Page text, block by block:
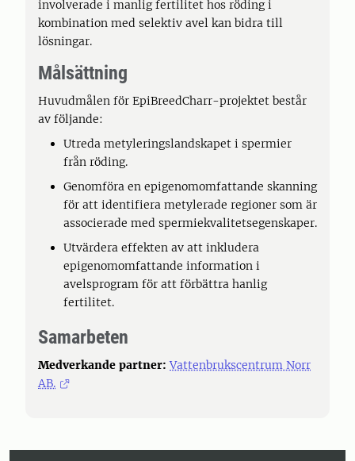
involverade i manlig fertilitet hos röding i
kombination med selektiv avel kan bidra till
lösningar.
Målsättning
Huvudmålen för EpiBreedCharr-projektet består
av följande:
Utreda metyleringslandskapet i spermier
från röding.
Genomföra en epigenomomfattande skanning
för att identifiera metylerade regioner som är
associerade med spermiekvalitetsegenskaper.
Utvärdera effekten av att inkludera
epigenomomfattande information i
avelsprogram för att förbättra hanlig
fertilitet.
Samarbeten
Medverkande partner: Vattenbrukscentrum Norr
AB.